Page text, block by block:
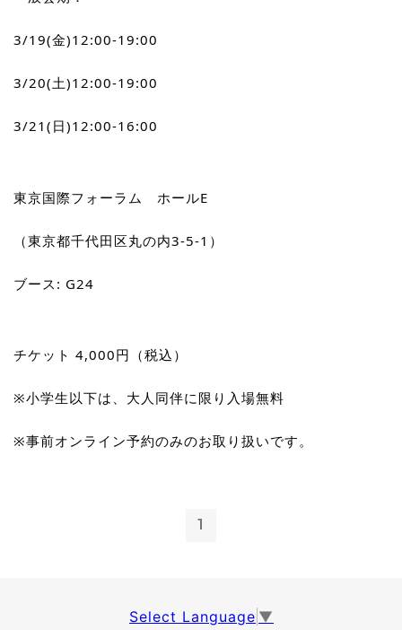
3/19(金)12:00-19:00
3/20(土)12:00-19:00
3/21(日)12:00-16:00
東京国際フォーラム　ホールE
（東京都千代田区丸の内3-5-1）
ブース: G24
チケット 4,000円（税込）
※小学生以下は、大人同伴に限り入場無料
※事前オンライン予約のみのお取り扱いです。
1
Select Language ▼